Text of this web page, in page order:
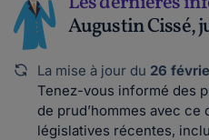
Augustin Cissé,
La mise à jour du 26
Tenez-vous informé des
de prud’hommes avec
législatives récentes,